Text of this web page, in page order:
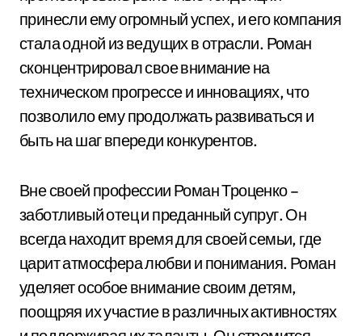
принесли ему огромный успех, и его компания
стала одной из ведущих в отрасли. Роман
сконцентрировал свое внимание на
техническом прогрессе и инновациях, что
позволило ему продолжать развиваться и
быть на шаг впереди конкурентов.
Вне своей профессии Роман Троценко –
заботливый отец и преданный супруг. Он
всегда находит время для своей семьи, где
царит атмосфера любви и понимания. Роман
уделяет особое внимание своим детям,
поощряя их участие в различных активностях